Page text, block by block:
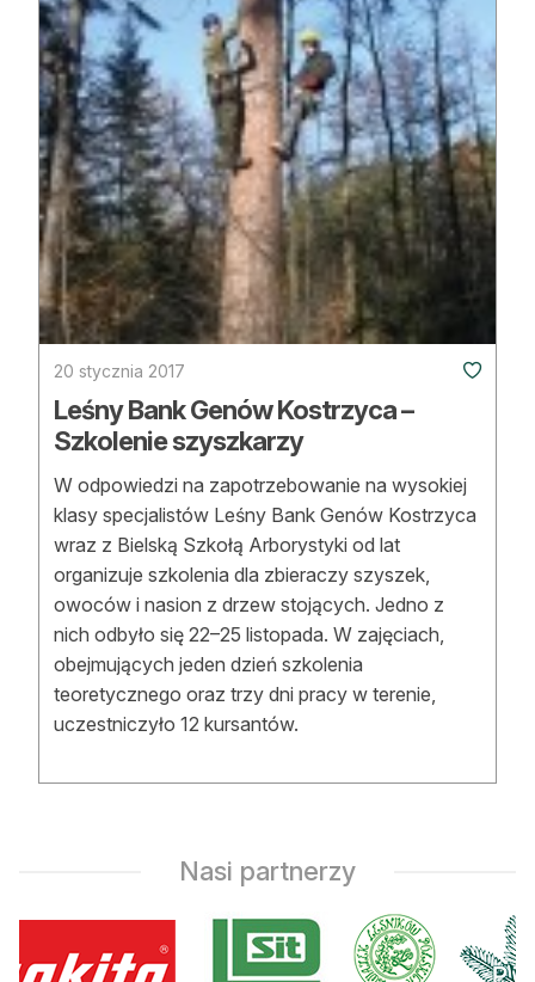
20 stycznia 2017
Leśny Bank Genów Kostrzyca –
Szkolenie szyszkarzy
W odpowiedzi na zapotrzebowanie na wysokiej
klasy specjalistów Leśny Bank Genów Kostrzyca
wraz z Bielską Szkołą Arborystyki od lat
organizuje szkolenia dla zbieraczy szyszek,
owoców i nasion z drzew stojących. Jedno z
nich odbyło się 22–25 listopada. W zajęciach,
obejmujących jeden dzień szkolenia
teoretycznego oraz trzy dni pracy w terenie,
uczestniczyło 12 kursantów.
Nasi partnerzy